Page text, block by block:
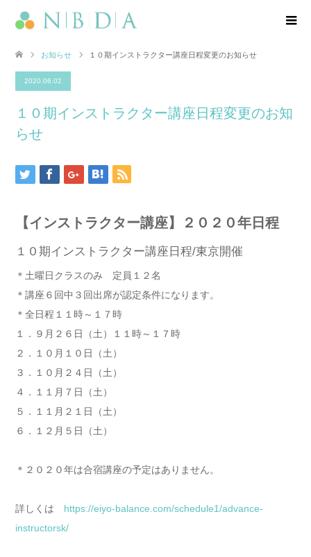
お知らせ １０期インストラクター講座日程変更のお知らせ
2020.06.02
１０期インストラクター講座日程変更のお知
らせ
【インストラクター講座】２０２０年日程
１０期インストラクター講座日程/東京開催
＊土曜日クラスのみ 定員１２名
＊講座６回中３回出席が認定条件になります。
＊全日程１１時～１７時
１．９月２６日（土）１１時～１７時
２．１０月１０日（土）
３．１０月２４日（土）
４．１１月７日（土）
５．１１月２１日（土）
６．１２月５日（土）
＊２０２０年は合宿講座の予定はありません。
詳しくは https://eiyo-balance.com/schedule1/advance-
instructorsk/